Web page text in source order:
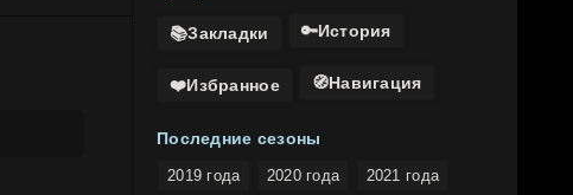
📚Закладки 🔑История
❤️Избранное 🧭Навигация
Последние сезоны
2019 года 2020 года
2021 года